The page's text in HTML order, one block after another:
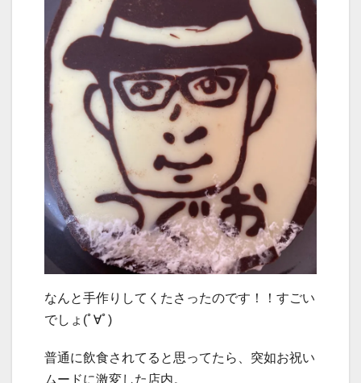
なんと手作りしてくたさったのです！！すごい
でしょ(ﾟ∀ﾟ)
普通に飲食されてると思ってたら、突如お祝い
ムードに激変した店内。